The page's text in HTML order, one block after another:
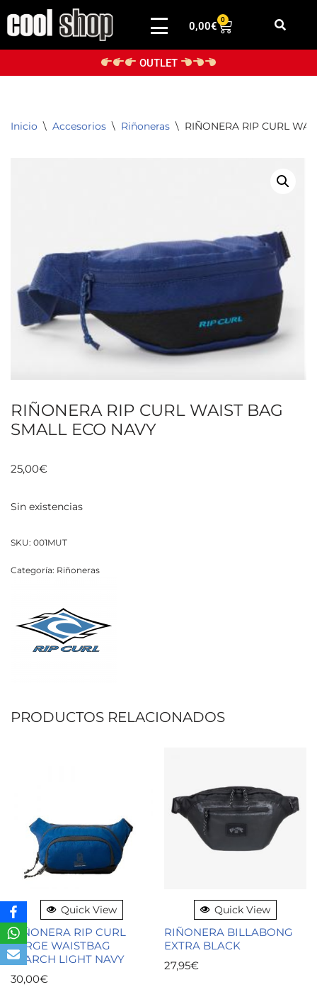
Saltar
0,00€
0
OUTLET
Inicio \ Accesorios \ Riñoneras \ RIÑONERA RIP CURL
RIÑONERA RIP CURL WAIST BAG
SMALL ECO NAVY
25,00€
Sin existencias
SKU: 001MUT
Categoría: Riñoneras
PRODUCTOS RELACIONADOS
Quick View
RIÑONERA RIP CURL
LARGE WAISTBAG
SEARCH LIGHT NAVY
30,00€
Quick View
RIÑONERA BILLABONG
EXTRA BLACK
27,95€